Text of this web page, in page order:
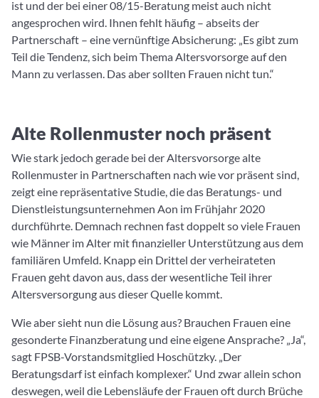
ist und der bei einer 08/15-Beratung meist auch nicht
angesprochen wird. Ihnen fehlt häufig – abseits der
Partnerschaft – eine vernünftige Absicherung: „Es gibt zum
Teil die Tendenz, sich beim Thema Altersvorsorge auf den
Mann zu verlassen. Das aber sollten Frauen nicht tun.“
Alte Rollenmuster noch präsent
Wie stark jedoch gerade bei der Altersvorsorge alte
Rollenmuster in Partnerschaften nach wie vor präsent sind,
zeigt eine repräsentative Studie, die das Beratungs- und
Dienstleistungsunternehmen Aon im Frühjahr 2020
durchführte. Demnach rechnen fast doppelt so viele Frauen
wie Männer im Alter mit finanzieller Unterstützung aus dem
familiären Umfeld. Knapp ein Drittel der verheirateten
Frauen geht davon aus, dass der wesentliche Teil ihrer
Altersversorgung aus dieser Quelle kommt.
Wie aber sieht nun die Lösung aus? Brauchen Frauen eine
gesonderte Finanzberatung und eine eigene Ansprache? „Ja“,
sagt FPSB-Vorstandsmitglied Hoschützky. „Der
Beratungsdarf ist einfach komplexer.“ Und zwar allein schon
deswegen, weil die Lebensläufe der Frauen oft durch Brüche